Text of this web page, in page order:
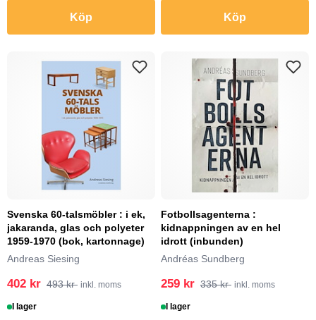
Köp Köp
Svenska 60-talsmöbler : i ek,
jakaranda, glas och polyeter
1959-1970 (bok, kartonnage)
Andreas Siesing
402 kr 493 kr inkl. moms
I lager
Fotbollsagenterna :
kidnappningen av en hel
idrott (inbunden)
Andréas Sundberg
259 kr 335 kr inkl. moms
I lager